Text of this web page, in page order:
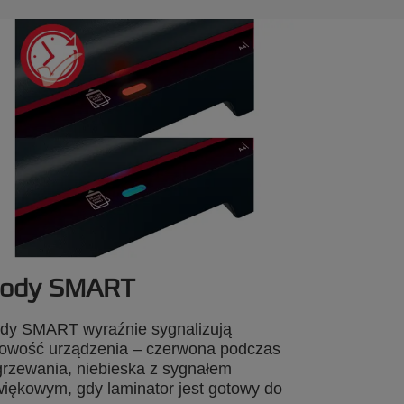
SMART
SMART wyraźnie sygnalizują
urządzenia – czerwona podczas
niebieska z sygnałem
gdy laminator jest gotowy do